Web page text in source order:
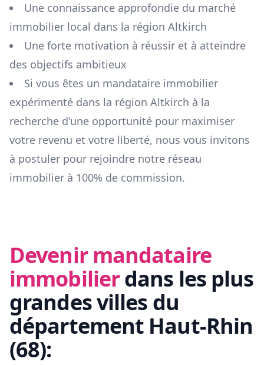
Une connaissance approfondie du marché
immobilier local dans la région Altkirch
Une forte motivation à réussir et à atteindre
des objectifs ambitieux
Si vous êtes un mandataire immobilier
expérimenté dans la région Altkirch à la
recherche d'une opportunité pour maximiser
votre revenu et votre liberté, nous vous invitons
à postuler pour rejoindre notre réseau
immobilier à 100% de commission.
Devenir mandataire
immobilierdans les plus
grandes villes du
département Haut-Rhin
(68):